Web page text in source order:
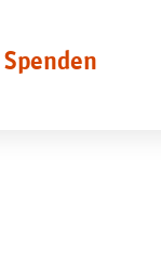
Spenden